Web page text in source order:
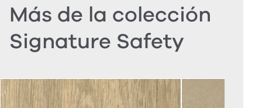
Más de la colección
Signature Safety